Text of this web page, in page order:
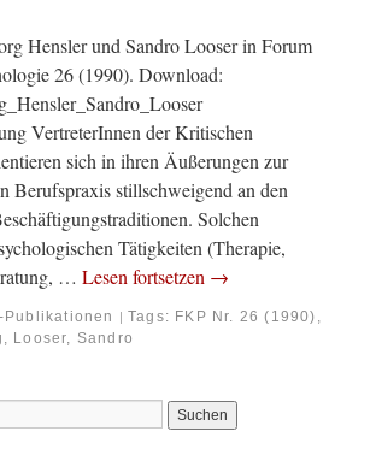
Hensler und Sandro Looser in Forum
26 (1990). Download:
VertreterInnen der Kritischen
sich in ihren Äußerungen zur
Berufspraxis stillschweigend an den
Solchen
Tätigkeiten (Therapie,
… Lesen fortsetzen →
Publikationen | Tags: FKP Nr. 26 (1990) ,
, Looser, Sandro